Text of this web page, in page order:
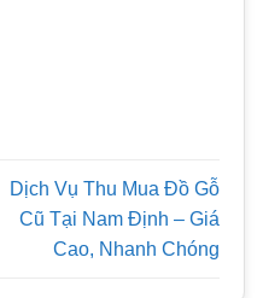
Dịch Vụ Thu Mua Đồ Gỗ
Cũ Tại Nam Định – Giá
Cao, Nhanh Chóng